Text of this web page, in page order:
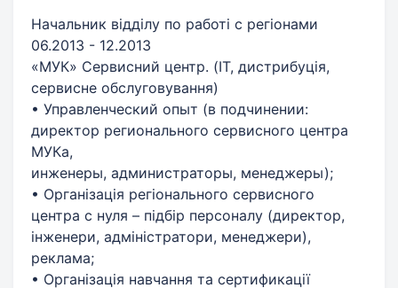
Начальник відділу по работі с регіонами
06.2013 - 12.2013
«МУК» Сервисний центр. (IT, дистрибуція,
сервисне обслуговування)
• Управленческий опыт (в подчинении:
директор регионального сервисного центра
МУКа,
инженеры, администраторы, менеджеры);
• Організація регіонального сервисного
центра с нуля – підбір персоналу (директор,
інженери, адміністратори, менеджери),
реклама;
• Організація навчання та сертификації